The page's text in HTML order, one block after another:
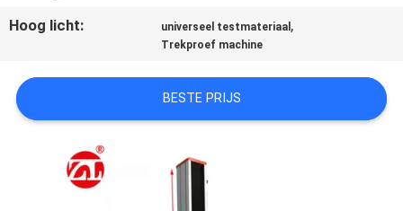
SHOW
SITEMAP
Hoog licht: universeel testmateriaal ,
Trekproef machine
BESTE PRIJS